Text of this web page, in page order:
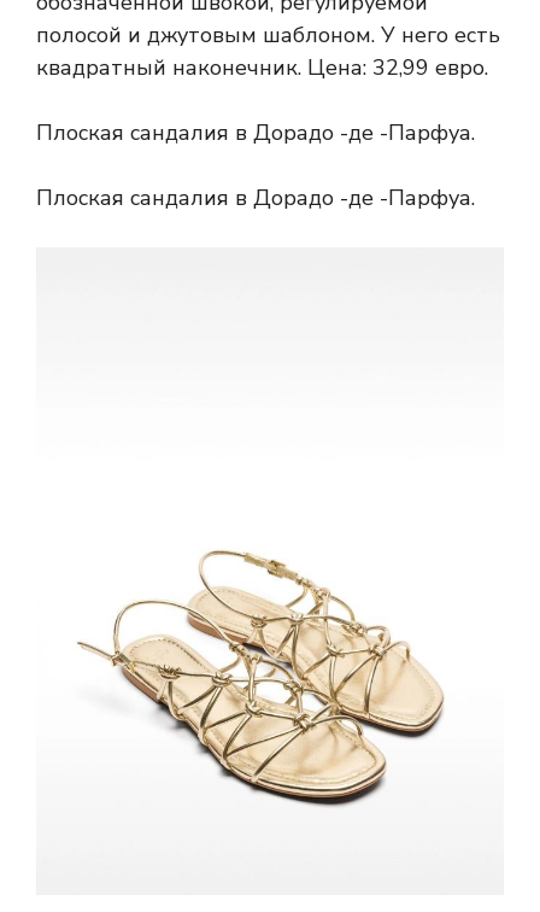
полосой и джутовым шаблоном. У него есть
квадратный наконечник. Цена: 32,99 евро.
Плоская сандалия в Дорадо -де -Парфуа.
Плоская сандалия в Дорадо -де -Парфуа.